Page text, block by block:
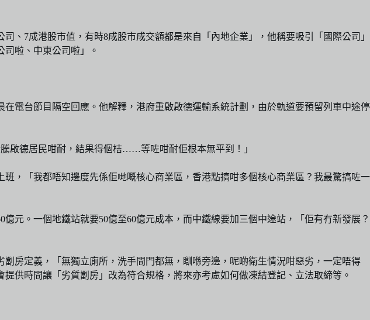
、7成港股市值，有時8成股市成交額都是來自「內地企業」，他稱要吸引「國際公司」
啦、中東公司啦」。
電台節目隔空回應。他解釋，港府重啟啟德運輸系統計劃，由於軌道要預留列車中途停
啟德居民咁耐，結果得個桔……等咗咁耐佢根本無平到！」
，「我都唔知邊度先係佢哋嘅核心商業區，香港點搞咁多個核心商業區？我最驚搞咗一
元。一個地鐵站就要50億至60億元成本，而中鐵線要加三個中途站，「佢有冇新發展？
房定義，「無獨立廁所，洗手間門都無，瞓喺旁邊，呢啲衛生情況咁惡劣，一定唔得
供時間讓「劣質劏房」改為符合規格，將來亦考慮如何做凍結登記、立法取締等。